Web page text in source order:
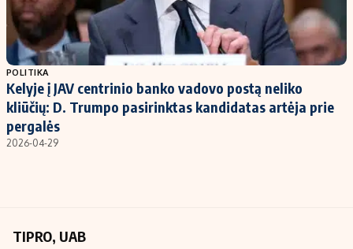
POLITIKA
Kelyje į JAV centrinio banko vadovo postą neliko
kliūčių: D. Trumpo pasirinktas kandidatas artėja prie
pergalės
2026-04-29
TIPRO, UAB